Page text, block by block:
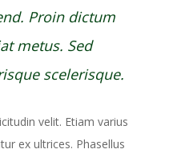
Proin dictum
metus. Sed
scelerisque.
velit. Etiam varius
ex ultrices. Phasellus